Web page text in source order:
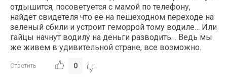
отдышится, посоветуется с мамой по телефону,
найдет свидетеля что ее на пешеходном переходе на
зеленый сбили и устроит геморрой тому водиле… Или
гайцы начнут водилу на деньги разводить… Ведь мы
же живем в удивительной стране, все возможно.
Ответить 0